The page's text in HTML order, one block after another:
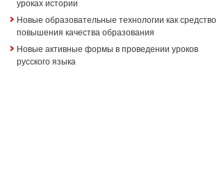
уроках истории
Новые образовательные технологии как средство
повышения качества образования
Новые активные формы в проведении уроков
русского языка